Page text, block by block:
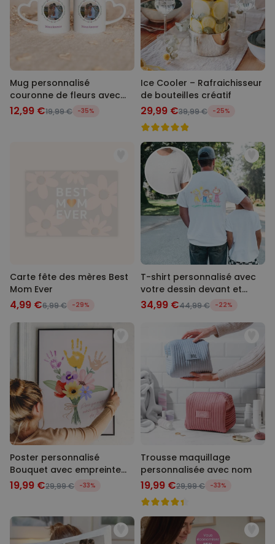
Mug personnalisé
couronne de fleurs avec
photo et texte
12,99 €19,99 € -35%
Ice Cooler – Rafraichisseur
de bouteilles créatif
29,99 €39,99 € -25%
Carte fête des mères Best
Mom Ever
4,99 €6,99 € -29%
T-shirt personnalisé avec
votre dessin devant et
derrière
34,99 €44,99 € -22%
Poster personnalisé
Bouquet avec empreinte
de main
19,99 €29,99 € -33%
Trousse maquillage
personnalisée avec nom
19,99 €29,99 € -33%